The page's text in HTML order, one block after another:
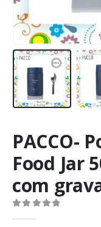
PACCO-
Food Jar
com